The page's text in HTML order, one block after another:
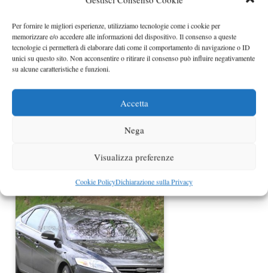
Per fornire le migliori esperienze, utilizziamo tecnologie come i cookie per
memorizzare e/o accedere alle informazioni del dispositivo. Il consenso a queste
tecnologie ci permetterà di elaborare dati come il comportamento di navigazione o ID
unici su questo sito. Non acconsentire o ritirare il consenso può influire negativamente
su alcune caratteristiche e funzioni.
Accetta
Nega
Visualizza preferenze
Cookie PolicyDichiarazione sulla Privacy
Nuova Ford Mondeo 2013 rivelata
Nuova Ford Mondeo spiata durante i